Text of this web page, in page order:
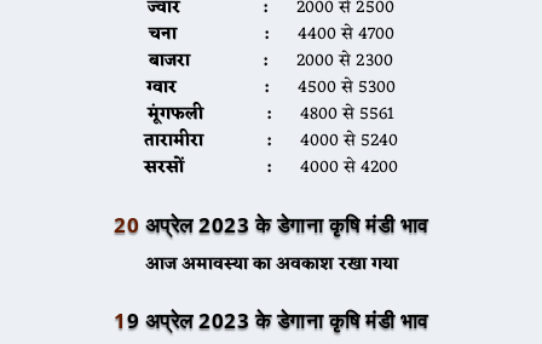
ज्वार :
2000 से 2500
चना :
4400 से 4700
बाजरा :
2000 से 2300
ग्वार :
4500 से 5300
मूंगफली :
4800 से 5561
तारामीरा :
4000 से 5240
सरसों :
4000 से 4200
20 अप्रेल 2023 के डेगाना कृषि मंडी भाव
आज अमावस्या का अवकाश रखा गया
19 अप्रेल 2023 के डेगाना कृषि मंडी भाव